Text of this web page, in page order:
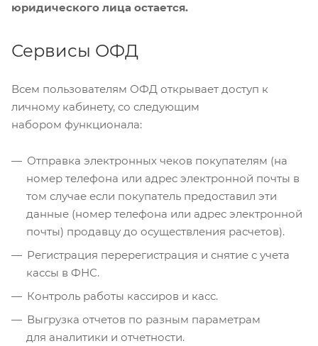
юридического лица остается.
Сервисы ОФД
Всем пользователям ОФД открывает доступ к
личному кабинету, со следующим
набором функционала:
Отправка электронных чеков покупателям (на
номер телефона или адрес электронной почты в
том случае если покупатель предоставил эти
данные (номер телефона или адрес электронной
почты) продавцу до осуществления расчетов).
Регистрация перерегистрация и снятие с учета
кассы в ФНС.
Контроль работы кассиров и касс.
Выгрузка отчетов по разным параметрам
для аналитики и отчетности.